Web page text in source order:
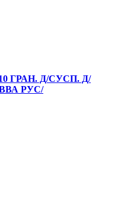
ГРАН. Д/СУСП. Д/
РУС/